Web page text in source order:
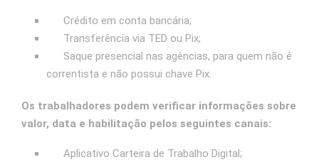
Crédito em conta bancária;
Transferência via TED ou Pix;
Saque presencial nas agências, para quem não é
correntista e não possui chave Pix.
Os trabalhadores podem verificar informações sobre
valor, data e habilitação pelos seguintes canais:
Aplicativo Carteira de Trabalho Digital;